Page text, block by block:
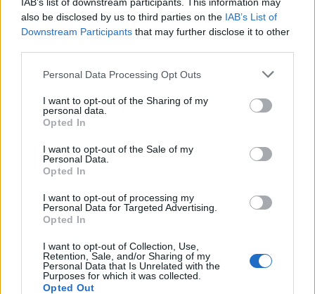
also be disclosed by us to third parties on the IAB’s List of
Downstream Participants that may further disclose it to other
Please note that this website/app uses one or more Google
not limited to your visit or usage behaviour. You may click to
grant or deny consent to Google and its third-party tags to
use your data for below specified purposes in below Google
consent section.
Personal Data Processing Opt Outs
I want to opt-out of the Sharing of my
personal data.
Opted In
I want to opt-out of the Sale of my
Personal Data.
Opted In
I want to opt-out of processing my
Personal Data for Targeted Advertising.
Opted In
I want to opt-out of Collection, Use,
Retention, Sale, and/or Sharing of my
Personal Data that Is Unrelated with the
Purposes for which it was collected.
Opted Out
MAGYAR ÉPÍTŐK